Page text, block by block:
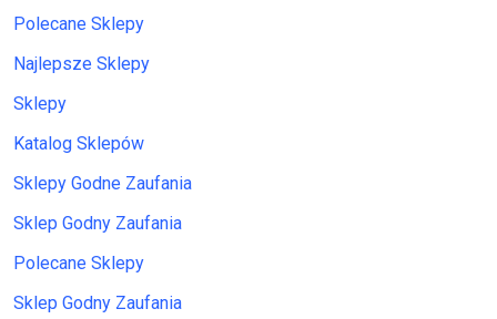
Polecane Sklepy
Najlepsze Sklepy
Sklepy
Katalog Sklepów
Sklepy Godne Zaufania
Sklep Godny Zaufania
Polecane Sklepy
Sklep Godny Zaufania